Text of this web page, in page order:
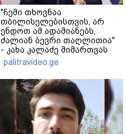
"ჩემი თხოვნაა
თბილისელებისთვის, არ
ენდოთ ამ ადამიანებს,
ძალიან ბევრი თაღლითია"
- კახა კალაძე მიმართვას
ავრცელებს
palitravideo.ge